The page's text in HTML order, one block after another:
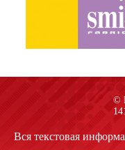
©
Вся текстовая